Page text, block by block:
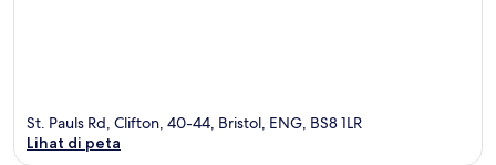
St. Pauls Rd, Clifton, 40-44, Bristol, ENG, BS8 1LR
Lihat di peta